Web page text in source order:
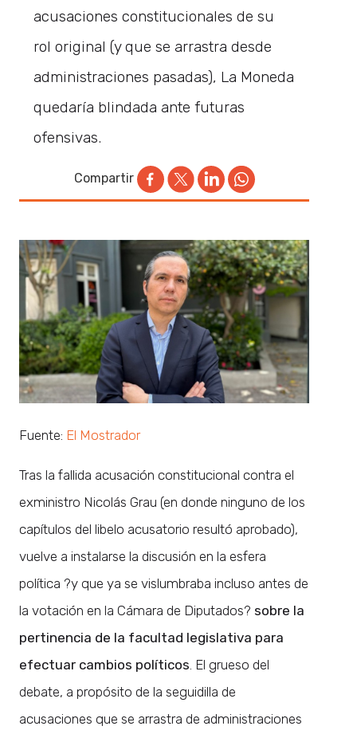
acusaciones constitucionales de su
rol original (y que se arrastra desde
administraciones pasadas), La Moneda
quedaría blindada ante futuras
ofensivas.
Compartir
Fuente: El Mostrador
Tras la fallida acusación constitucional contra el
exministro Nicolás Grau (en donde ninguno de los
capítulos del libelo acusatorio resultó aprobado),
vuelve a instalarse la discusión en la esfera
política ?y que ya se vislumbraba incluso antes de
la votación en la Cámara de Diputados? sobre la
pertinencia de la facultad legislativa para
efectuar cambios políticos . El grueso del
debate, a propósito de la seguidilla de
acusaciones que se arrastra de administraciones